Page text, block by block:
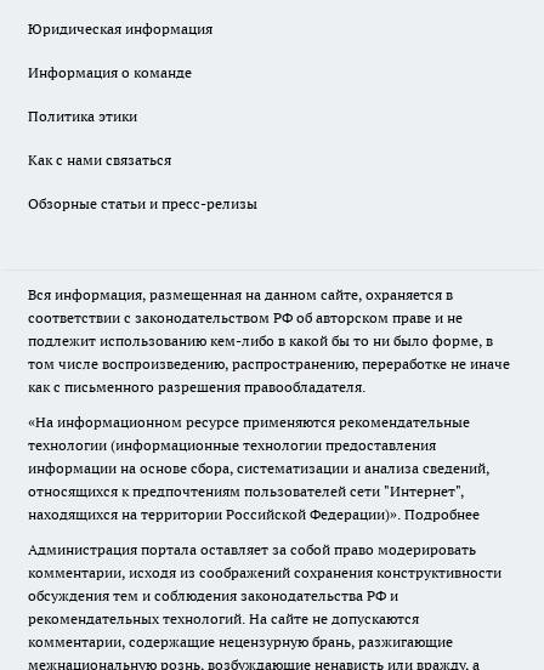
Юридическая информация
Информация о команде
Политика этики
Как с нами связаться
Обзорные статьи и пресс-релизы
Вся информация, размещенная на данном сайте, охраняется в
соответствии с законодательством РФ об авторском праве и не
подлежит использованию кем-либо в какой бы то ни было форме, в
том числе воспроизведению, распространению, переработке не иначе
как с письменного разрешения правообладателя.
«На информационном ресурсе применяются рекомендательные
технологии (информационные технологии предоставления
информации на основе сбора, систематизации и анализа сведений,
относящихся к предпочтениям пользователей сети "Интернет",
находящихся на территории Российской Федерации)». Подробнее
Администрация портала оставляет за собой право модерировать
комментарии, исходя из соображений сохранения конструктивности
обсуждения тем и соблюдения законодательства РФ и
рекомендательных технологий. На сайте не допускаются
комментарии, содержащие нецензурную брань, разжигающие
межнациональную рознь, возбуждающие ненависть или вражду, а